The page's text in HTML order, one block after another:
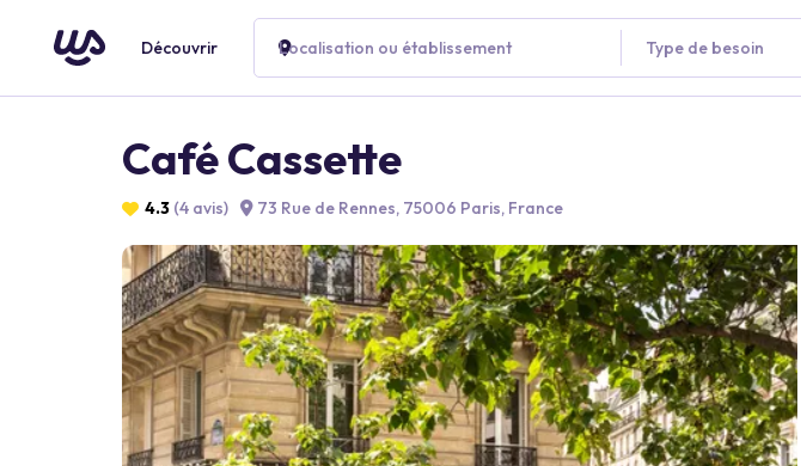
Découvrir Localisation ou établissement Type de besoin
Café Cassette
4.3 (4 avis) 73 Rue de Rennes, 75006 Paris, France